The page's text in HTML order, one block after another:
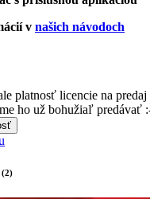
v našich návodoch
platnosť licencie na
ho už bohužiaľ predávať
(2)